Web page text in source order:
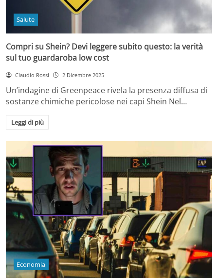
Salute
Compri su Shein? Devi leggere subito questo: la verità
sul tuo guardaroba low cost
Claudio Rossi 2 Dicembre 2025
Un’indagine di Greenpeace rivela la presenza diffusa di
sostanze chimiche pericolose nei capi Shein Nel…
Leggi di più
Economia